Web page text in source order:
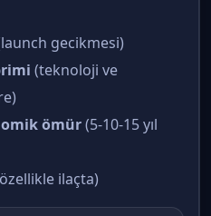
gecikmesi)
(teknoloji ve
ömür(5-10-15 yıl
ilaçta)